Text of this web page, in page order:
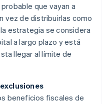
que vayan a
vez de distribuirlas como
estrategia se considera
a largo plazo y está
llegar al límite de
beneficios fiscales de